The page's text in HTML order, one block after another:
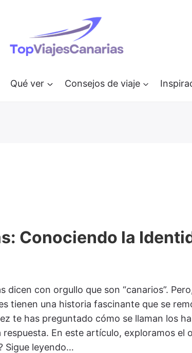
Qué ver Consejos de viaje
Conociendo la
dicen con orgullo que son “canarios”.
tienen una historia fascinante que se
te has preguntado cómo se llaman los
En este artículo, exploramos el
Sigue leyendo…